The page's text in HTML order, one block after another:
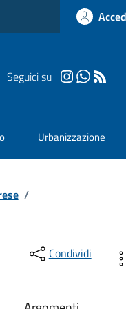
Seguici su
Urbanizzazione
/
Condividi